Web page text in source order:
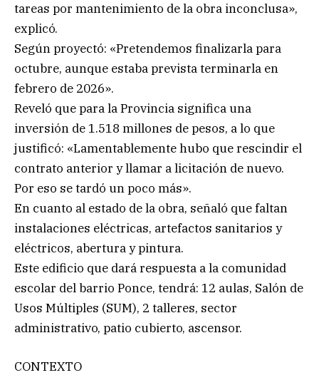
tareas por mantenimiento de la obra inconclusa»,
explicó.
Según proyectó: «Pretendemos finalizarla para
octubre, aunque estaba prevista terminarla en
febrero de 2026».
Reveló que para la Provincia significa una
inversión de 1.518 millones de pesos, a lo que
justificó: «Lamentablemente hubo que rescindir el
contrato anterior y llamar a licitación de nuevo.
Por eso se tardó un poco más».
En cuanto al estado de la obra, señaló que faltan
instalaciones eléctricas, artefactos sanitarios y
eléctricos, abertura y pintura.
Este edificio que dará respuesta a la comunidad
escolar del barrio Ponce, tendrá: 12 aulas, Salón de
Usos Múltiples (SUM), 2 talleres, sector
administrativo, patio cubierto, ascensor.
CONTEXTO